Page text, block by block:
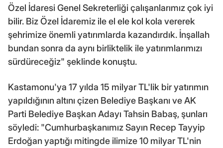
Özel İdaresi Genel Sekreterliği çalışanlarımız çok iyi
bilir. Biz Özel İdaremiz ile el ele kol kola vererek
şehrimize önemli yatırımlarda kazandırdık. İnşallah
bundan sonra da aynı birliktelik ile yatırımlarımızı
sürdüreceğiz" şeklinde konuştu.
Kastamonu'ya 17 yılda 15 milyar TL'lik bir yatırımın
yapıldığının altını çizen Belediye Başkanı ve AK
Parti Belediye Başkan Adayı Tahsin Babaş, şunları
söyledi: "Cumhurbaşkanımız Sayın Recep Tayyip
Erdoğan yaptığı mitingde ilimize 10 milyar TL'nin